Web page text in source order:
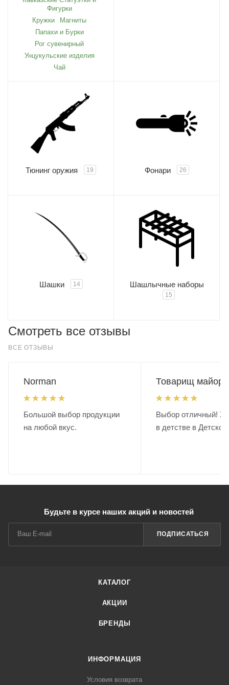
Фигурки
Кружки
Магниты
Папахи и Бурки
Рог сувенирный
Унцукульские изделия
Чай
Тюнинг оружия 19 Фонари 26
Шашки 14 Шашлычные наборы
15
Смотреть все отзывы
ВСЕ ОТЗЫВЫ
Norman
Большой выбор продукции
на любой вкус.
Товарищ майор.
Выбор отличный!
в детстве в
Будьте в курсе наших акций и новостей
ПОДПИСАТЬСЯ
КАТАЛОГ
АКЦИИ
БРЕНДЫ
ИНФОРМАЦИЯ
Условия возврата